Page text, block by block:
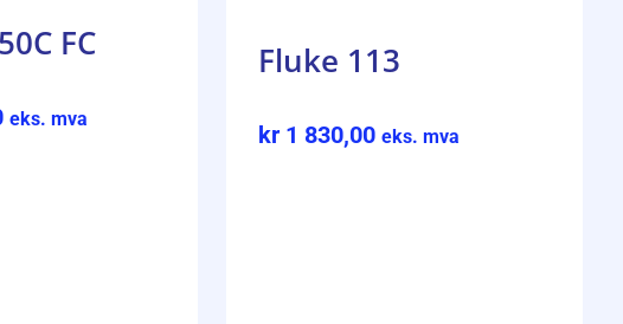
FC
eks. mva
Fluke 113
kr1 830,00 eks. mva